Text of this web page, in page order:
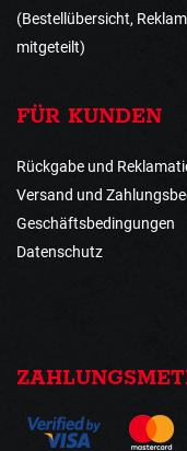
(Bestellübersicht,
mitgeteilt)
FÜR KUNDEN
Rückgabe und
Versand und
Geschäftsbedingungen
Datenschutz